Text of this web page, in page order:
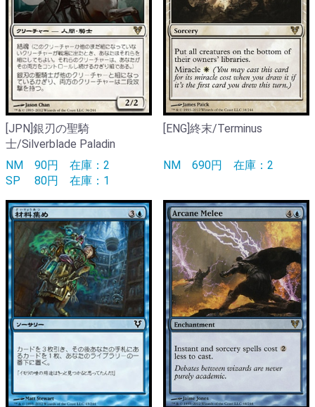
[JPN]銀刃の聖騎
士/Silverblade Paladin
NM 90円 在庫：2
SP
80円 在庫：1
[ENG]終末/Terminus
NM 690円 在庫：2